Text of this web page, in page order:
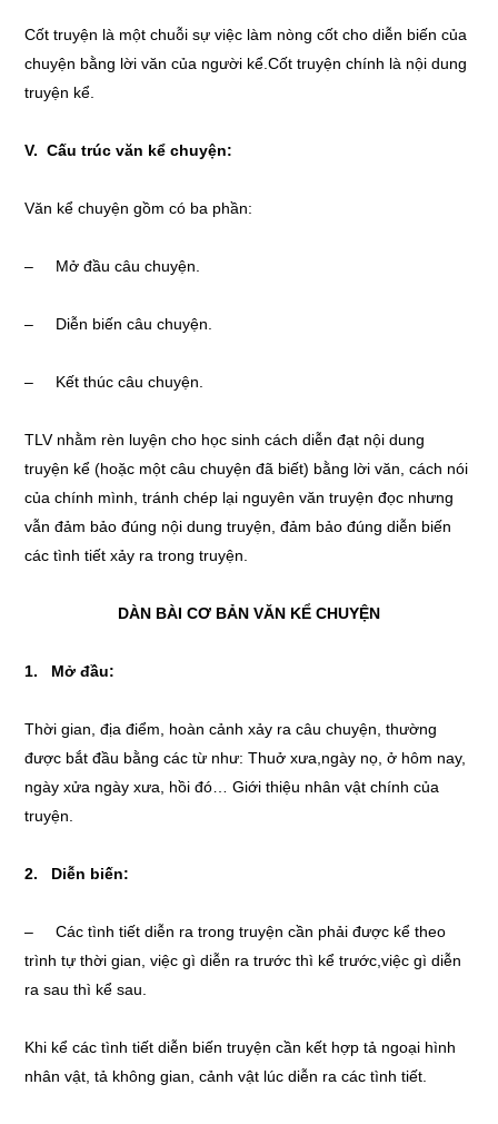
Cốt truyện là một chuỗi sự việc làm nòng cốt cho diễn biến của
chuyện bằng lời văn của người kể.Cốt truyện chính là nội dung
truyện kể.
V. Cấu trúc văn kể chuyện:
Văn kể chuyện gồm có ba phần:
– Mở đầu câu chuyện.
– Diễn biến câu chuyện.
– Kết thúc câu chuyện.
TLV nhằm rèn luyện cho học sinh cách diễn đạt nội dung
truyện kể (hoặc một câu chuyện đã biết) bằng lời văn, cách nói
của chính mình, tránh chép lại nguyên văn truyện đọc nhưng
vẫn đảm bảo đúng nội dung truyện, đảm bảo đúng diễn biến
các tình tiết xảy ra trong truyện.
DÀN BÀI CƠ BẢN VĂN KỂ CHUYỆN
1. Mở đầu:
Thời gian, địa điểm, hoàn cảnh xảy ra câu chuyện, thường
được bắt đầu bằng các từ như: Thuở xưa,ngày nọ, ở hôm nay,
ngày xửa ngày xưa, hồi đó… Giới thiệu nhân vật chính của
truyện.
2. Diễn biến:
– Các tình tiết diễn ra trong truyện cần phải được kể theo
trình tự thời gian, việc gì diễn ra trước thì kể trước,việc gì diễn
ra sau thì kể sau.
Khi kể các tình tiết diễn biến truyện cần kết hợp tả ngoại hình
nhân vật, tả không gian, cảnh vật lúc diễn ra các tình tiết.